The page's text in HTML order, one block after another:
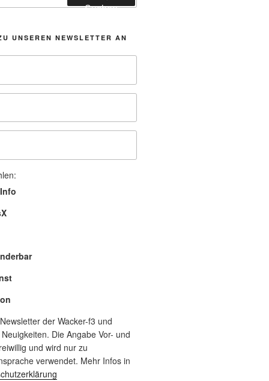
Suchen
UNSEREN NEWSLETTER AN
der Wacker-f3 und
Die Angabe Vor- und
und wird nur zu
verwendet. Mehr Infos in